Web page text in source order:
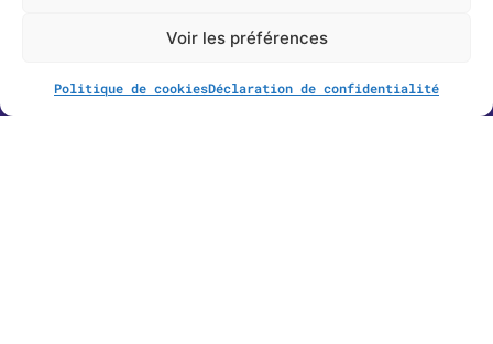
Voir les préférences
Politique de cookiesDéclaration de confidentialité